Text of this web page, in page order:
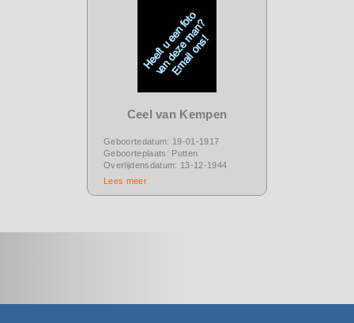
Ceel van Kempen
Geboortedatum: 19-01-1917
Geboorteplaats: Putten
Overlijdensdatum: 13-12-1944
Lees meer